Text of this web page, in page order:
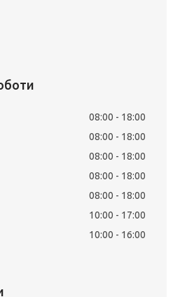
08:00
18:00
08:00
18:00
08:00
18:00
08:00
18:00
08:00
18:00
10:00
17:00
10:00 16:00